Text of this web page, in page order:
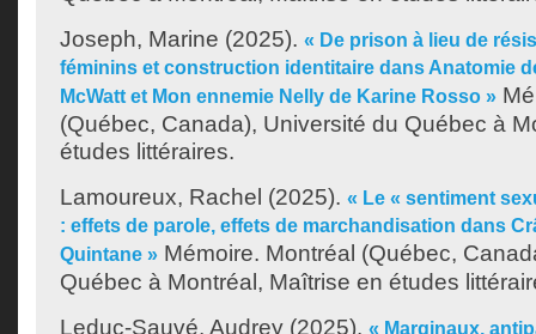
Joseph, Marine (2025). « De prison à lieu de
féminins et construction identitaire dans Anatomie
McWatt et Mon ennemie Nelly de Karine Rosso »
(Québec, Canada), Université du Québec à
études littéraires.
Lamoureux, Rachel (2025). « Le « sentiment
: effets de parole, effets de marchandisation dans
Quintane » Mémoire. Montréal (Québec,
Québec à Montréal, Maîtrise en études
Leduc-Sauvé, Audrey (2025). « Marginaux,